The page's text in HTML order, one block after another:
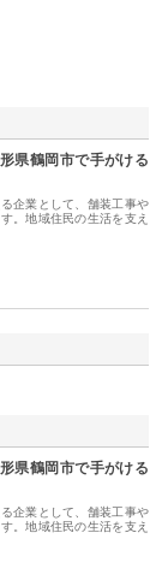
県鶴岡市で手がける
企業として、舗装工事や
。地域住民の生活を支え
県鶴岡市で手がける
企業として、舗装工事や
。地域住民の生活を支え